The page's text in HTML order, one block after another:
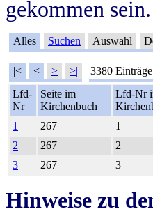
gekommen
Alles Suchen Auswahl
|< < > >| 3380
Lfd-
Nr
Seite im
Kirchenbuch
Lfd-Nr
1
267 1
2
267 2
3
267 3
Hinweise zu